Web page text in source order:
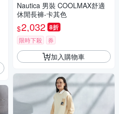
Nautica 男裝 COOLMAX舒適
休閒長褲-卡其色
$2,032 8折
限時下殺 券
加入購物車